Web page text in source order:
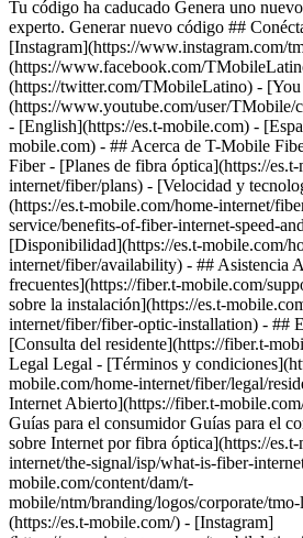
Tu código ha caducado Genera uno
experto. Generar nuevo código ##
[Instagram](https://www.instagram.com/
(https://www.facebook.com/
(https://twitter.com/TMobileLatino) -
(https://www.youtube.com/user/TMobile/
- [English](https://es.t-mobile.com) -
mobile.com) - ## Acerca de T-Mobile
Fiber - [Planes de fibra óptica](https://
internet/fiber/plans) - [Velocidad y
(https://es.t-mobile.com/home-internet/
service/benefits-of-fiber-internet-speed-
[Disponibilidad](https://es.t-mobile.com/
internet/fiber/availability) - ## Asistencia
frecuentes](https://fiber.t-mobile.com/
sobre la instalación](https://es.t-
internet/fiber/fiber-optic-installation) - ##
[Consulta del residente](https://fiber.t-
Legal Legal - [Términos y
mobile.com/home-internet/fiber/legal/
Internet Abierto](https://fiber.t-
Guías para el consumidor Guías para el
sobre Internet por fibra óptica](https://
internet/the-signal/isp/what-is-fiber-
mobile.com/content/dam/t-
mobile/ntm/branding/logos/corporate/
(https://es.t-mobile.com/) - [Instagram]